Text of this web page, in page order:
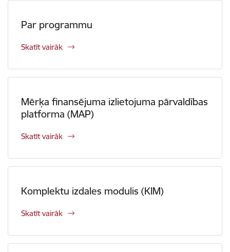
Par programmu
Skatīt vairāk
Mērķa finansējuma izlietojuma pārvaldības
platforma (MAP)
Skatīt vairāk
Komplektu izdales modulis (KIM)
Skatīt vairāk